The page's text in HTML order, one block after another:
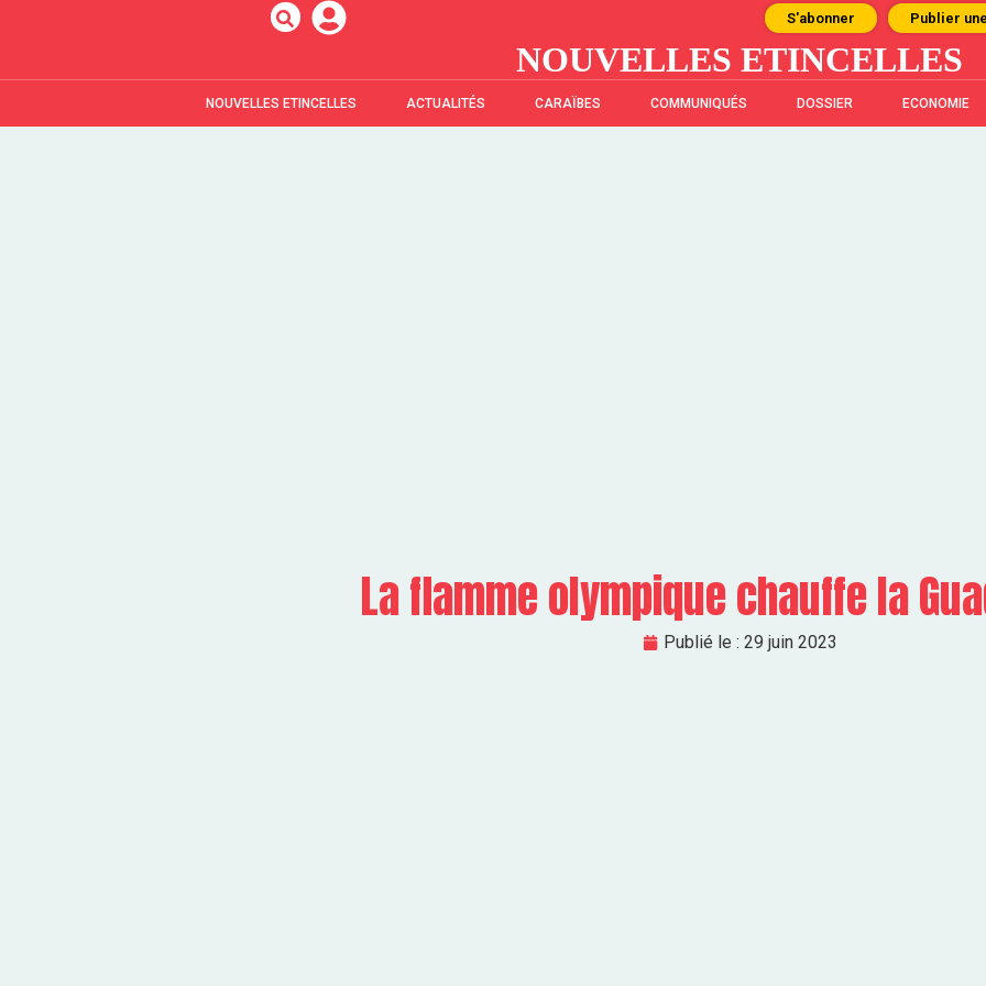
S'abonner Publier
NOUVELLES ETINCELLES
NOUVELLES ETINCELLES ACTUALITÉS CARAÏBES COMMUNIQUÉS DOSSIER ECONOMIE
La flamme olympique chauffe la
Publié le : 29 juin 2023